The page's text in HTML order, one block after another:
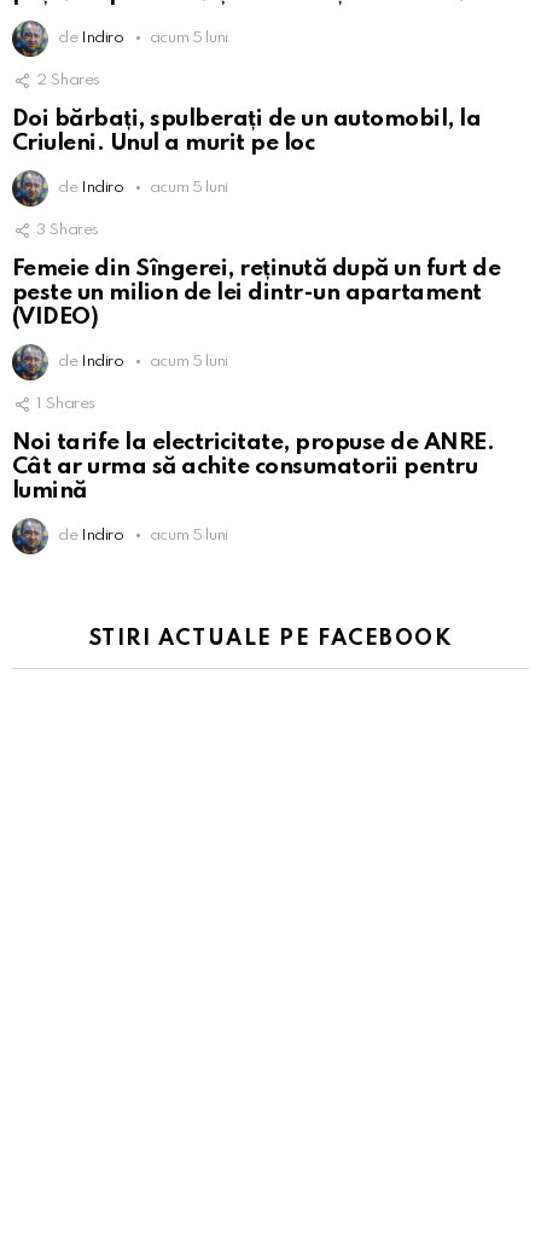
de Indiro acum 5 luni
2 Shares
Doi bărbați, spulberați de un automobil, la
Criuleni. Unul a murit pe loc
de Indiro acum 5 luni
3 Shares
Femeie din Sîngerei, reținută după un furt de
peste un milion de lei dintr-un apartament
(VIDEO)
de Indiro acum 5 luni
1 Shares
Noi tarife la electricitate, propuse de ANRE.
Cât ar urma să achite consumatorii pentru
lumină
de Indiro acum 5 luni
STIRI ACTUALE PE FACEBOOK